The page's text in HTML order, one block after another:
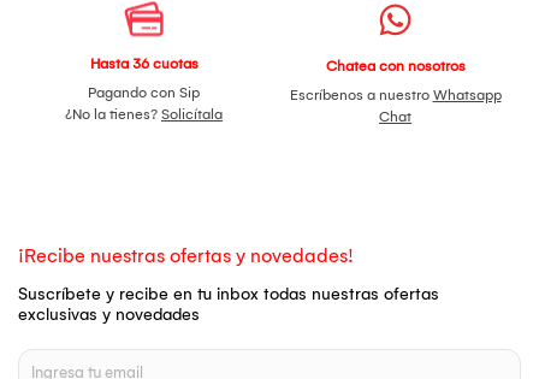
Hasta 36 cuotas
Pagando con Sip
¿No la tienes? Solicítala
Chatea con nosotros
Escríbenos a nuestro Whatsapp
Chat
¡Recibe nuestras ofertas y novedades!
Suscríbete y recibe en tu inbox todas nuestras ofertas
exclusivas y novedades